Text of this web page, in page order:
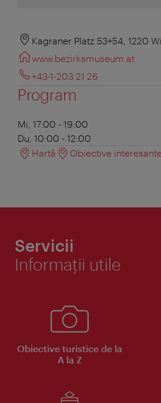
Kagraner Platz 53+54, 1220
www.bezirksmuseum.at
+43-1-203 21 26
Program
Mi, 17:00 - 19:00
Du, 10:00 - 12:00
Hartă
Obiective
Servicii
Informaţii utile
Obiective turistice de la
A la Z